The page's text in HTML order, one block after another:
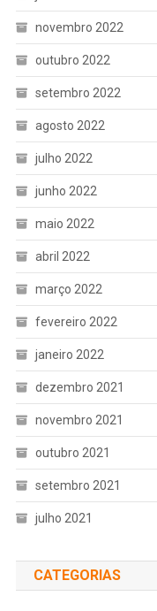
novembro 2022
outubro 2022
setembro 2022
agosto 2022
julho 2022
junho 2022
maio 2022
abril 2022
março 2022
fevereiro 2022
janeiro 2022
dezembro 2021
novembro 2021
outubro 2021
setembro 2021
julho 2021
CATEGORIAS